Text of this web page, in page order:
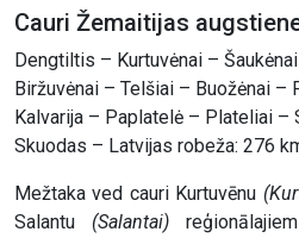
Cauri Žemaitijas
Dengtiltis – Kurtuvėnai –
Biržuvėnai – Telšiai – Buožėnai –
Kalvarija – Paplatelė – Plateliai –
Skuodas – Latvijas robeža: 276
Mežtaka ved cauri Kurtuvēnu
Salantu (Salantai)